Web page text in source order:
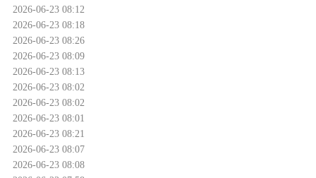
2026-06-23 08:12
2026-06-23 08:18
2026-06-23 08:26
2026-06-23 08:09
2026-06-23 08:13
2026-06-23 08:02
2026-06-23 08:02
2026-06-23 08:01
2026-06-23 08:21
2026-06-23 08:07
2026-06-23 08:08